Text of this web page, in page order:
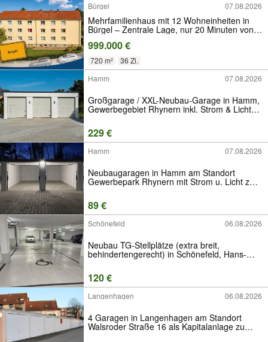
Bürgel 07.08.2026
Mehrfamilienhaus mit 12 Wohneinheiten in
Bürgel – Zentrale Lage, nur 20 Minuten von
Jena entfernt!
999.000 €
720 m²
36 Zi.
Hamm
07.08.2026
Großgarage / XXL-Neubau-Garage in Hamm,
Gewerbegebiet Rhynern inkl. Strom & Licht
229 €
Hamm 07.08.2026
Neubaugaragen in Hamm am Standort
Gewerbepark Rhynern mit Strom u. Licht zu
vermieten
89 €
Schönefeld 06.08.2026
Neubau TG-Stellplätze (extra breit,
behindertengerecht) in Schönefeld, Hans-
Grade-Allee zu vermieten
120 €
Langenhagen 06.08.2026
4 Garagen in Langenhagen am Standort
Walsroder Straße 16 als Kapitalanlage zu